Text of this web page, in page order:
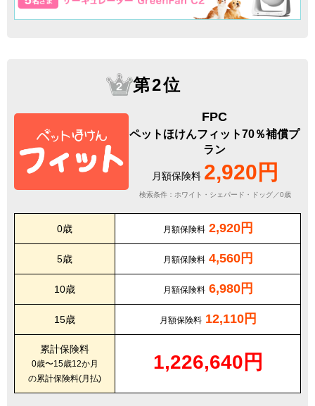
第2位
FPC
ペットほけんフィット70％補償プ
ラン
月額保険料 2,920円
検索条件：ホワイト・シェパード・ドッグ／0歳
0歳 月額保険料 2,920円
5歳 月額保険料 4,560円
10歳 月額保険料 6,980円
15歳 月額保険料 12,110円
累計保険料
0歳〜15歳12か月
の累計保険料(月払)
1,226,640円